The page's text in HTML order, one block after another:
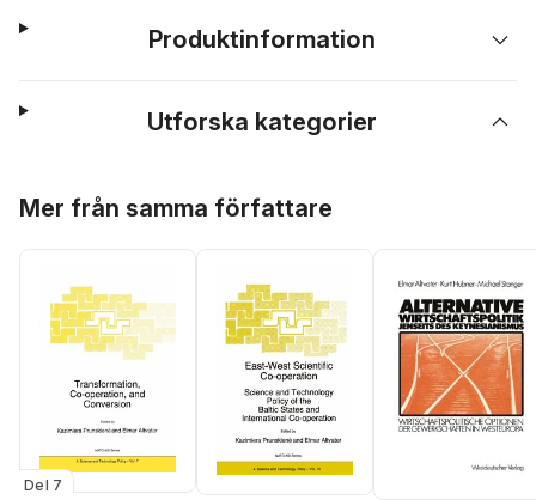
Produktinformation
Utforska kategorier
Mer från samma författare
Del 7